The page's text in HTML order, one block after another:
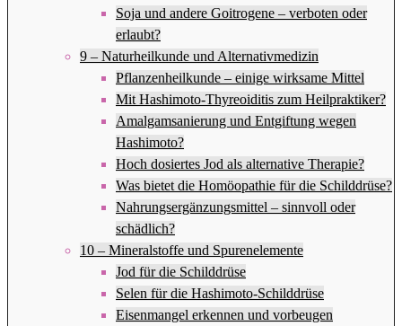
Soja und andere Goitrogene – verboten oder
erlaubt?
9 – Naturheilkunde und Alternativmedizin
Pflanzenheilkunde – einige wirksame Mittel
Mit Hashimoto-Thyreoiditis zum Heilpraktiker?
Amalgamsanierung und Entgiftung wegen
Hashimoto?
Hoch dosiertes Jod als alternative Therapie?
Was bietet die Homöopathie für die Schilddrüse?
Nahrungsergänzungsmittel – sinnvoll oder
schädlich?
10 – Mineralstoffe und Spurenelemente
Jod für die Schilddrüse
Selen für die Hashimoto-Schilddrüse
Eisenmangel erkennen und vorbeugen